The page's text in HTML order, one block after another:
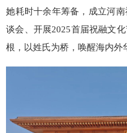
她耗时十余年筹备，成立河
谈会、开展2025首届祝融文
根，以姓氏为桥，唤醒海内外